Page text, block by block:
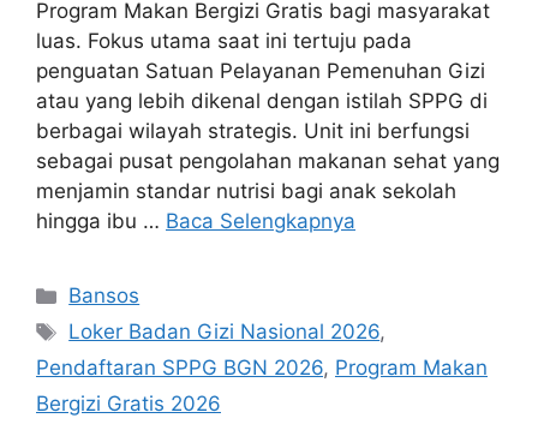
Program Makan Bergizi Gratis bagi masyarakat
luas. Fokus utama saat ini tertuju pada
penguatan Satuan Pelayanan Pemenuhan Gizi
atau yang lebih dikenal dengan istilah SPPG di
berbagai wilayah strategis. Unit ini berfungsi
sebagai pusat pengolahan makanan sehat yang
menjamin standar nutrisi bagi anak sekolah
hingga ibu … Baca Selengkapnya
Kategori
Bansos
Tag
Loker Badan Gizi Nasional 2026,
Pendaftaran SPPG BGN 2026, Program Makan
Bergizi Gratis 2026